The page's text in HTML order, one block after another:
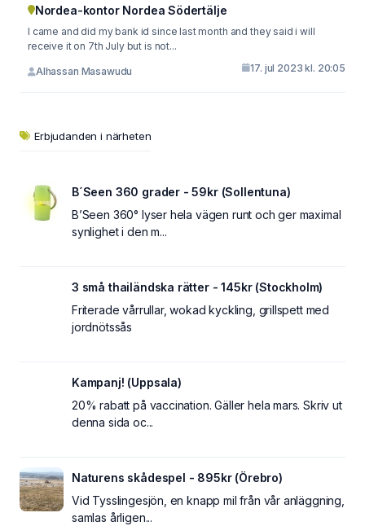
Nordea-kontor Nordea Södertälje
I came and did my bank id since last month and they said i will
receive it on 7th July but is not...
Alhassan Masawudu 17. jul 2023 kl. 20:05
Erbjudanden i närheten
B´Seen 360 grader - 59kr (Sollentuna)
B’Seen 360° lyser hela vägen runt och ger maximal
synlighet i den m...
3 små thailändska rätter - 145kr (Stockholm)
Friterade vårrullar, wokad kyckling, grillspett med
jordnötssås
Kampanj! (Uppsala)
20% rabatt på vaccination. Gäller hela mars. Skriv ut
denna sida oc...
Naturens skådespel - 895kr (Örebro)
Vid Tysslingesjön, en knapp mil från vår anläggning,
samlas årligen...